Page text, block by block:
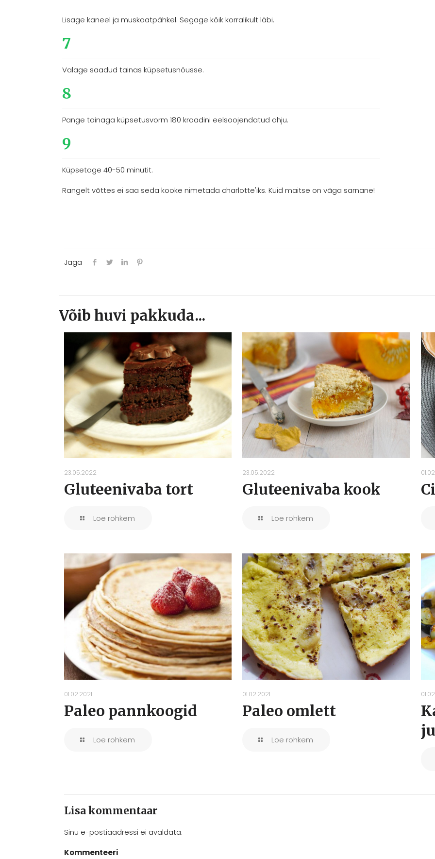
Lisage kaneel ja muskaatpähkel. Segage kõik korralikult läbi.
7
Valage saadud tainas küpsetusnõusse.
8
Pange tainaga küpsetusvorm 180 kraadini eelsoojendatud ahju.
9
Küpsetage 40-50 minutit.
Rangelt võttes ei saa seda kooke nimetada charlotte'iks. Kuid maitse on väga sarnane!
Jaga
Võib huvi pakkuda...
23.05.2022
Gluteenivaba tort
Loe rohkem
23.05.2022
Gluteenivaba kook
Loe rohkem
01.02.2021
Paleo pannkoogid
Loe rohkem
01.02.2021
Paleo omlett
Loe rohkem
Lisa kommentaar
Sinu e-postiaadressi ei avaldata.
Kommenteeri